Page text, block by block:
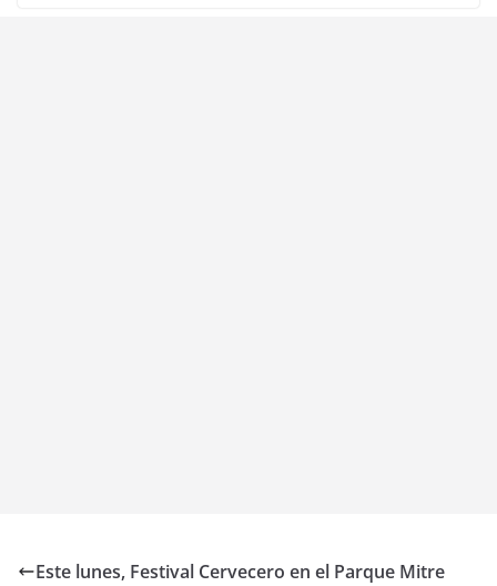
Este lunes, Festival Cervecero en el Parque Mitre